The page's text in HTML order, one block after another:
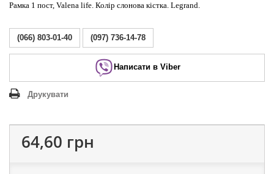
Рамка 1 пост, Valena life. Колір слонова кістка. Legrand.
(066) 803-01-40 (097) 736-14-78
Написати в Viber
Друкувати
64,60 грн